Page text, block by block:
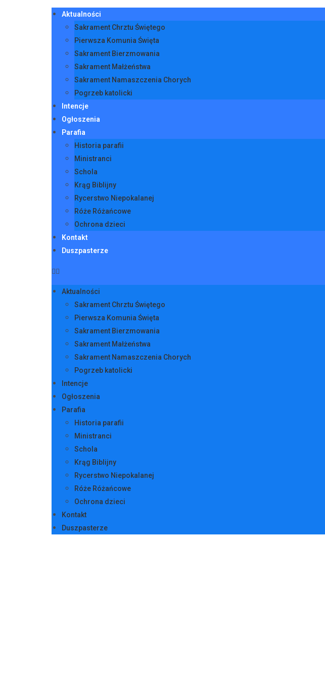
Aktualności
Sakrament Chrztu Świętego
Pierwsza Komunia Święta
Sakrament Bierzmowania
Sakrament Małżeństwa
Sakrament Namaszczenia Chorych
Pogrzeb katolicki
Intencje
Ogłoszenia
Parafia
Historia parafii
Ministranci
Schola
Krąg Biblijny
Rycerstwo Niepokalanej
Róże Różańcowe
Ochrona dzieci
Kontakt
Duszpasterze
Aktualności
Sakrament Chrztu Świętego
Pierwsza Komunia Święta
Sakrament Bierzmowania
Sakrament Małżeństwa
Sakrament Namaszczenia Chorych
Pogrzeb katolicki
Intencje
Ogłoszenia
Parafia
Historia parafii
Ministranci
Schola
Krąg Biblijny
Rycerstwo Niepokalanej
Róże Różańcowe
Ochrona dzieci
Kontakt
Duszpasterze